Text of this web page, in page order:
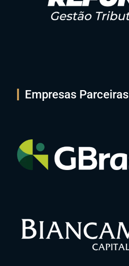
Empresas Parceiras